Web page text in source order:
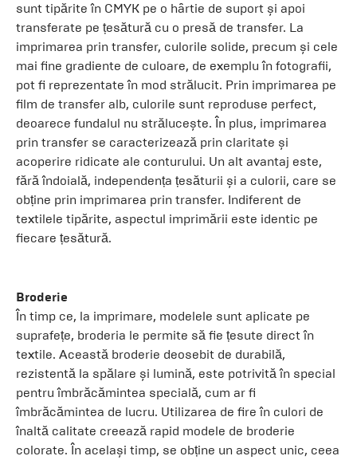
sunt tipărite în CMYK pe o hârtie de suport și apoi
transferate pe țesătură cu o presă de transfer. La
imprimarea prin transfer, culorile solide, precum și cele
mai fine gradiente de culoare, de exemplu în fotografii,
pot fi reprezentate în mod strălucit. Prin imprimarea pe
film de transfer alb, culorile sunt reproduse perfect,
deoarece fundalul nu strălucește. În plus, imprimarea
prin transfer se caracterizează prin claritate și
acoperire ridicate ale conturului. Un alt avantaj este,
fără îndoială, independența țesăturii și a culorii, care se
obține prin imprimarea prin transfer. Indiferent de
textilele tipărite, aspectul imprimării este identic pe
fiecare țesătură.
Broderie
În timp ce, la imprimare, modelele sunt aplicate pe
suprafețe, broderia le permite să fie țesute direct în
textile. Această broderie deosebit de durabilă,
rezistentă la spălare și lumină, este potrivită în special
pentru îmbrăcămintea specială, cum ar fi
îmbrăcămintea de lucru. Utilizarea de fire în culori de
înaltă calitate creează rapid modele de broderie
colorate. În același timp, se obține un aspect unic, ceea